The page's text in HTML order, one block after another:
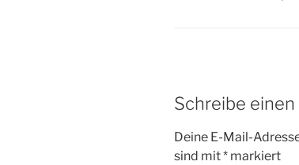
Schreibe
Deine E-Mail-
sind mit* markiert